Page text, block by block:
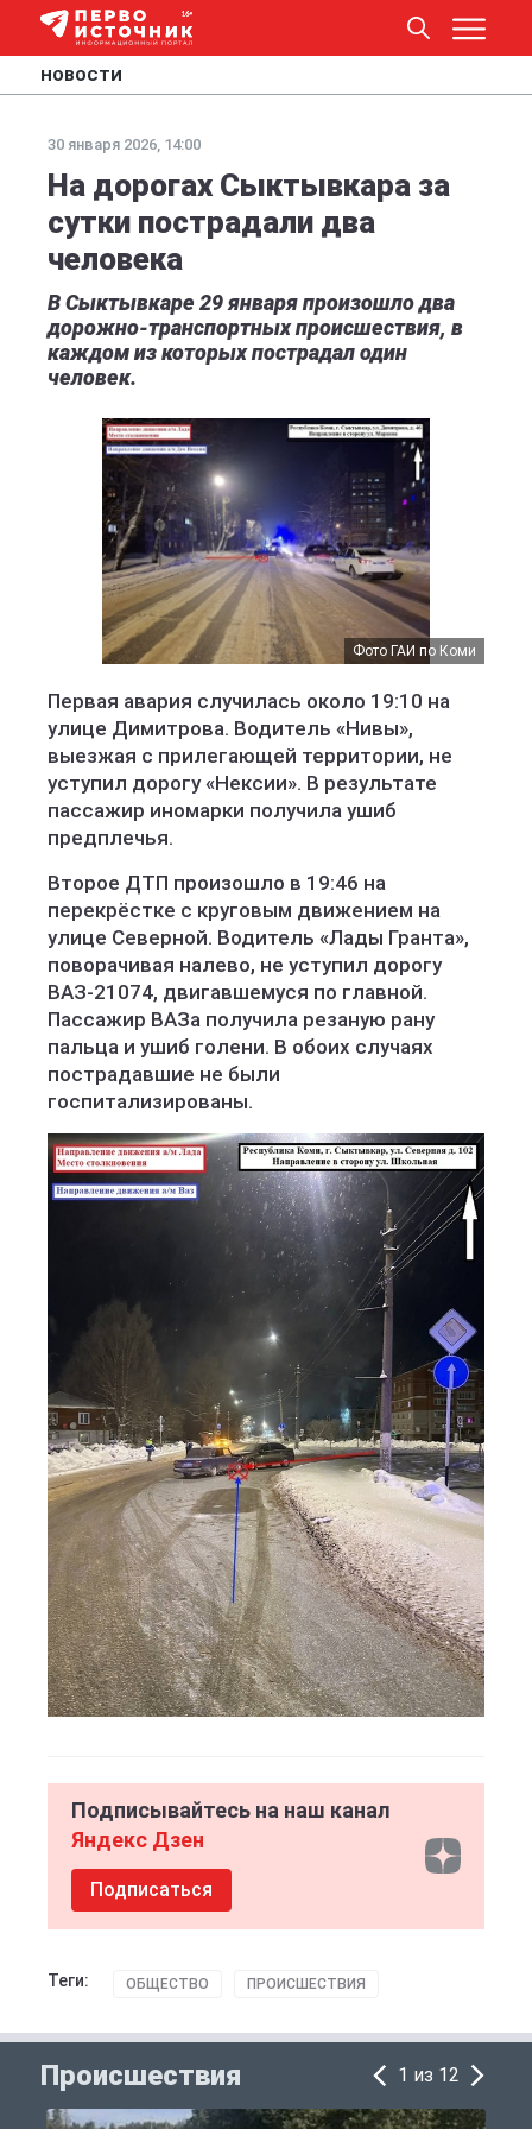
НОВОСТИ
30 января 2026, 14:00
На дорогах Сыктывкара за
сутки пострадали два
человека
В Сыктывкаре 29 января произошло два
дорожно-транспортных происшествия, в
каждом из которых пострадал один
человек.
Фото ГАИ по Коми
Первая авария случилась около 19:10 на
улице Димитрова. Водитель «Нивы»,
выезжая с прилегающей территории, не
уступил дорогу «Нексии». В результате
пассажир иномарки получила ушиб
предплечья.
Второе ДТП произошло в 19:46 на
перекрёстке с круговым движением на
улице Северной. Водитель «Лады Гранта»,
поворачивая налево, не уступил дорогу
ВАЗ-21074, двигавшемуся по главной.
Пассажир ВАЗа получила резаную рану
пальца и ушиб голени. В обоих случаях
пострадавшие не были
госпитализированы.
Подписывайтесь на наш канал
Яндекс Дзен
Подписаться
Теги: ОБЩЕСТВО ПРОИСШЕСТВИЯ
Происшествия 1 из 12